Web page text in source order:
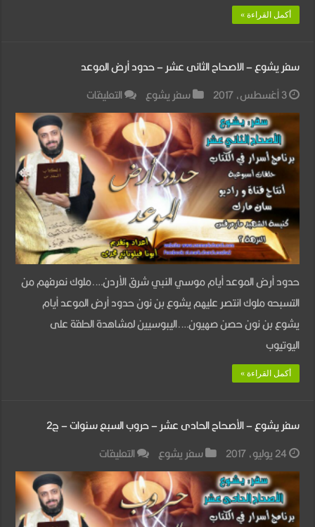
أكمل القراءة »
سفر يشوع – الاصحاح الثانى عشر – حدود أرض الموعد
3 أغسطس، 2017
سفر يشوع التعليقات
سفر
يشوع
–
الاصحاح
الثانى
عشر
–
حدود
أرض
الموعد
مغلقة
حدود أرض الموعد أيام موسي النبي شرق الأردن….ملوك نعرفهم من
التسبحه ملوك انتصر عليهم يشوع بن نون حدود أرض الموعد أيام
يشوع بن نون حصن صهيون….اليبوسيين لمشاهدة الحلقة على
اليوتيوب
أكمل القراءة »
سفر يشوع – الأصحاح الحادى عشر – حروب السبع سنوات – ج2
24 يوليو، 2017
سفر يشوع التعليقات
سفر
يشوع
–